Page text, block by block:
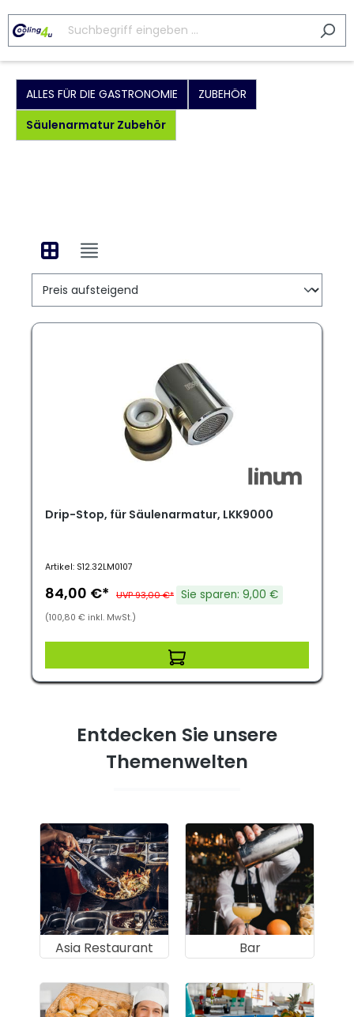
ALLES FÜR DIE GASTRONOMIE
ZUBEHÖR
Säulenarmatur Zubehör
Drip-Stop, für Säulenarmatur, LKK9000
Artikel: S12.32LM0107
84,00 €* UVP 93,00 €* Sie sparen: 9,00 €
(100,80 € inkl. MwSt.)
Entdecken Sie unsere
Themenwelten
Asia Restaurant Bar